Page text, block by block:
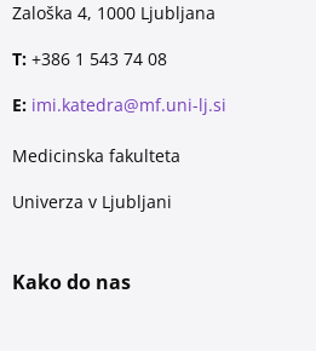
Zaloška 4, 1000 Ljubljana
T: +386 1 543 74 08
E: imi.katedra@mf.uni-lj.si
Medicinska fakulteta
Univerza v Ljubljani
Kako do nas